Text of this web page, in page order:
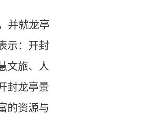
并就龙亭
示：开封
文旅、人
封龙亭景
的资源与